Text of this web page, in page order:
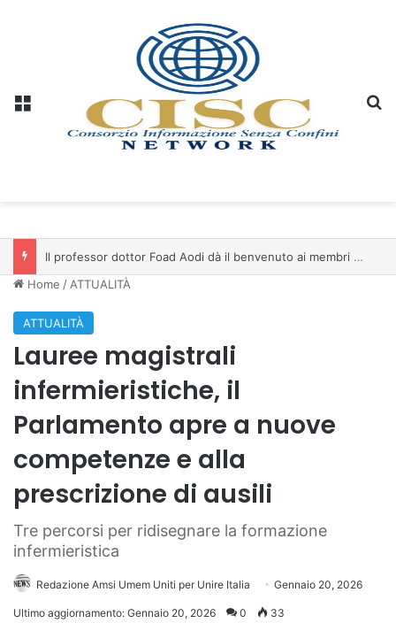
Il professor dottor Foad Aodi dà il benvenuto ai membri del Comitato per le Scienze delle Piramidi e le Scienze Archeologiche…
Home / ATTUALITÀ
ATTUALITÀ
Lauree magistrali
infermieristiche, il
Parlamento apre a nuove
competenze e alla
prescrizione di ausili
Tre percorsi per ridisegnare la formazione
infermieristica
Redazione Amsi Umem Uniti per Unire Italia Gennaio 20, 2026
Ultimo aggiornamento: Gennaio 20, 2026 0 33